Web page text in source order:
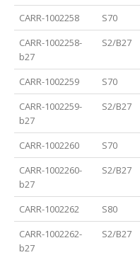
CARR-1002258 S70
CARR-1002258-
b27
S2/B27
CARR-1002259 S70
CARR-1002259-
b27
S2/B27
CARR-1002260 S70
CARR-1002260-
b27
S2/B27
CARR-1002262 S80
CARR-1002262-
b27
S2/B27